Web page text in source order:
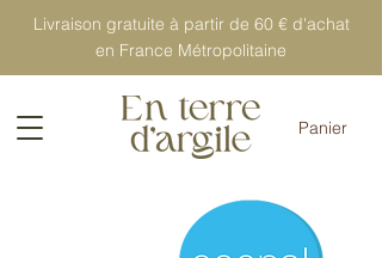
Livraison gratuite à partir de 60 € d'achat
en France Métropolitaine
Panier